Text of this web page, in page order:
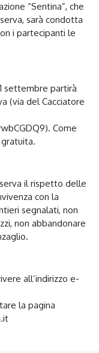
“Sentina”, che
sarà condotta
i partecipanti le
settembre partirà
(via del Cacciatore
Come
il rispetto delle
con la
segnalati, non
non abbandonare
all’indirizzo e-
la pagina